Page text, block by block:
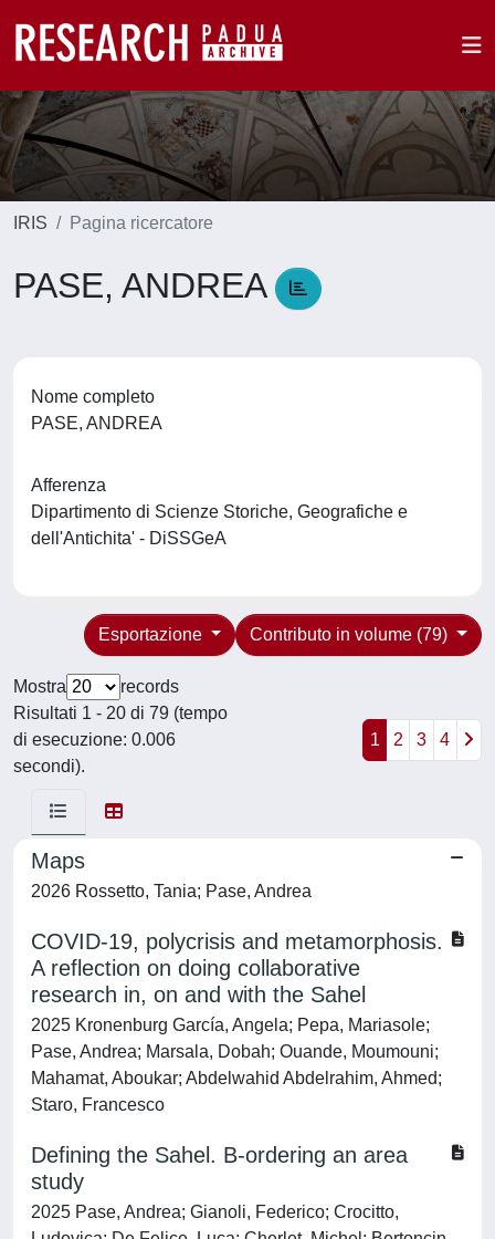
IRIS Pagina ricercatore
PASE, ANDREA
Nome completo
PASE, ANDREA
Afferenza
Dipartimento di Scienze Storiche, Geografiche e
dell'Antichita' - DiSSGeA
Contributo in volume (79)
Esportazione
Mostra
records
Risultati 1 - 20 di 79 (tempo
di esecuzione: 0.006
secondi).
1 2 3 4
Maps
2026 Rossetto, Tania; Pase, Andrea
COVID-19, polycrisis and metamorphosis.
A reflection on doing collaborative
research in, on and with the Sahel
2025 Kronenburg García, Angela; Pepa, Mariasole;
Pase, Andrea; Marsala, Dobah; Ouande, Moumouni;
Mahamat, Aboukar; Abdelwahid Abdelrahim, Ahmed;
Staro, Francesco
Defining the Sahel. B-ordering an area
study
2025 Pase, Andrea; Gianoli, Federico; Crocitto,